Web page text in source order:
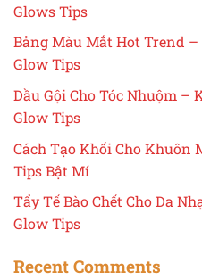
Glows Tips
Bảng Màu Mắt Hot Trend
Glow Tips
Dầu Gội Cho Tóc Nhuộm –
Glow Tips
Cách Tạo Khối Cho Khuôn
Tips Bật Mí
Tẩy Tế Bào Chết Cho Da
Glow Tips
Recent Comments